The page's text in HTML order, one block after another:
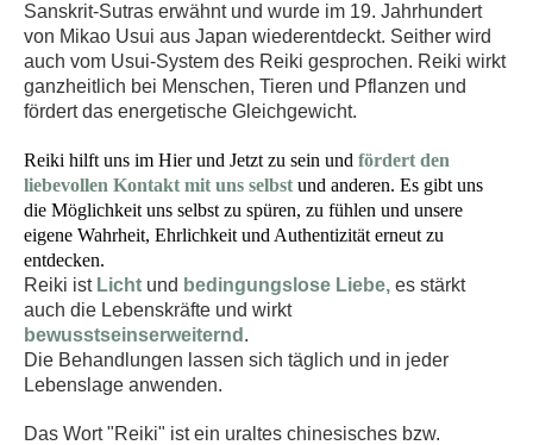
Sanskrit-Sutras erwähnt und wurde im 19. Jahrhundert
von Mikao Usui aus Japan wiederentdeckt. Seither wird
auch vom Usui-System des Reiki gesprochen. Reiki wirkt
ganzheitlich bei Menschen, Tieren und Pflanzen und
fördert das energetische Gleichgewicht.
Reiki hilft uns im Hier und Jetzt zu sein und fördert den
liebevollen Kontakt mit uns selbst und anderen. Es gibt uns
die Möglichkeit uns selbst zu spüren, zu fühlen und unsere
eigene Wahrheit, Ehrlichkeit und Authentizität erneut zu
entdecken.
​Reiki ist Licht und bedingungslose Liebe, es stärkt
auch die Lebenskräfte und wirkt
bewusstseinserweiternd .
Die Behandlungen lassen sich täglich und in jeder
Lebenslage anwenden.
Das Wort "Reiki" ist ein uraltes chinesisches bzw.